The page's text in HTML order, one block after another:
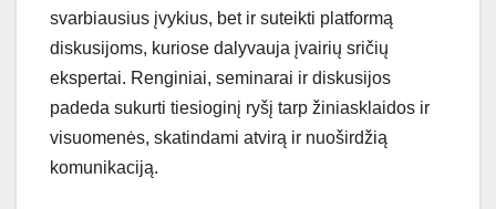
svarbiausius įvykius, bet ir suteikti platformą
diskusijoms, kuriose dalyvauja įvairių sričių
ekspertai. Renginiai, seminarai ir diskusijos
padeda sukurti tiesioginį ryšį tarp žiniasklaidos ir
visuomenės, skatindami atvirą ir nuoširdžią
komunikaciją.